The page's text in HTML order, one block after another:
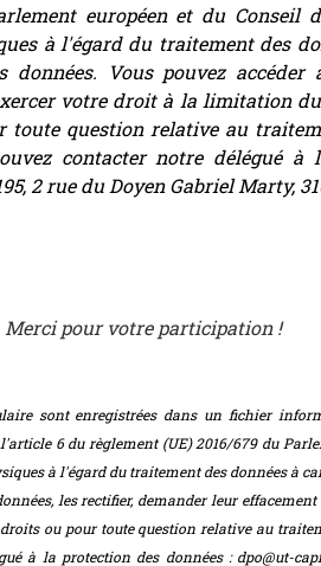
européen et du
à l'égard du traitement des
Vous pouvez accéder
votre droit à la limitation
toute question relative au
contacter notre délégué à
2 rue du Doyen Gabriel Marty,
Merci pour votre participation !
sont enregistrées dans un fichier
6 du règlement (UE) 2016/679 du
à l'égard du traitement des données à
les rectifier, demander leur
ou pour toute question relative au
à la protection des données : dpo@ut-